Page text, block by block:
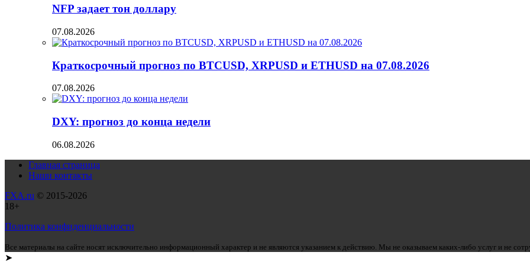
NFP задает тон доллару
07.08.2026
Краткосрочный прогноз по BTCUSD, XRPUSD и ETHUSD на 07.08.2026
07.08.2026
DXY: прогноз до конца недели
06.08.2026
Главная страница
Наши контакты
FXA.ru © 2015-2026
18+
Политика конфиденциальности
Все материалы на сайте носят исключительно информационный характер и не являются указанием к действию. Мы не оказываем каких-либо услуг и не
➤